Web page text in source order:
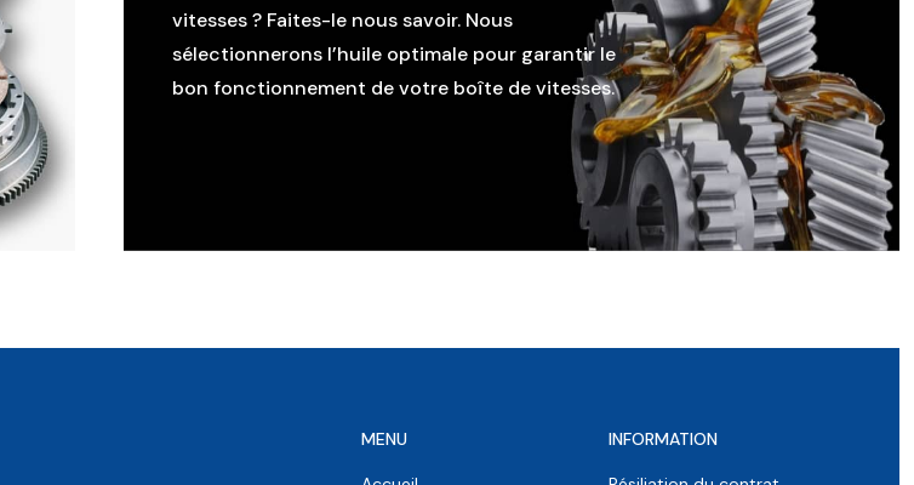
vitesses ? Faites-le nous savoir. Nous
sélectionnerons l’huile optimale pour garantir le
bon fonctionnement de votre boîte de vitesses.
MENU INFORMATION